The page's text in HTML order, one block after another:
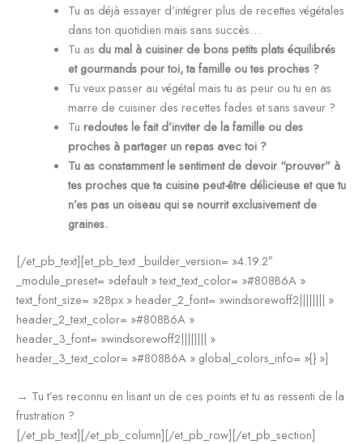
Tu as déjà essayer d’intégrer plus de recettes végétales
dans ton quotidien mais sans succès…
Tu as du mal à cuisiner de bons petits plats équilibrés
et gourmands pour toi, ta famille ou tes proches ?
Tu veux passer au végétal mais tu as peur ou tu en as
marre de cuisiner des recettes fades et sans saveur ?
Tu redoutes le fait d’inviter de la famille ou des
proches à partager un repas avec toi ?
Tu as constamment le sentiment de devoir “prouver” à
tes proches que ta cuisine peut-être délicieuse et que tu
n’es pas un oiseau qui se nourrit exclusivement de
graines.
[/et_pb_text][et_pb_text _builder_version= »4.19.2″
_module_preset= »default » text_text_color= »#808B6A »
text_font_size= »28px » header_2_font= »windsorewoff2|||||||| »
header_2_text_color= »#808B6A »
header_3_font= »windsorewoff2|||||||| »
header_3_text_color= »#808B6A » global_colors_info= »{} »]
→ Tu t’es reconnu en lisant un de ces points et tu as ressenti de la
frustration ?
[/et_pb_text][/et_pb_column][/et_pb_row][/et_pb_section]